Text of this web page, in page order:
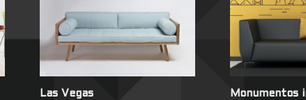
Las Vegas Monumentos